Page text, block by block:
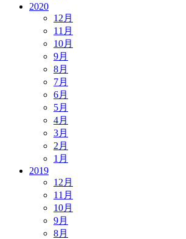
2020
12月
11月
10月
9月
8月
7月
6月
5月
4月
3月
2月
1月
2019
12月
11月
10月
9月
8月